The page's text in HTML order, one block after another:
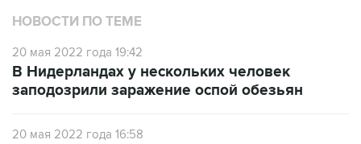
НОВОСТИ ПО ТЕМЕ
20 мая 2022 года 19:42
В Нидерландах у нескольких человек
заподозрили заражение оспой обезьян
20 мая 2022 года 16:58